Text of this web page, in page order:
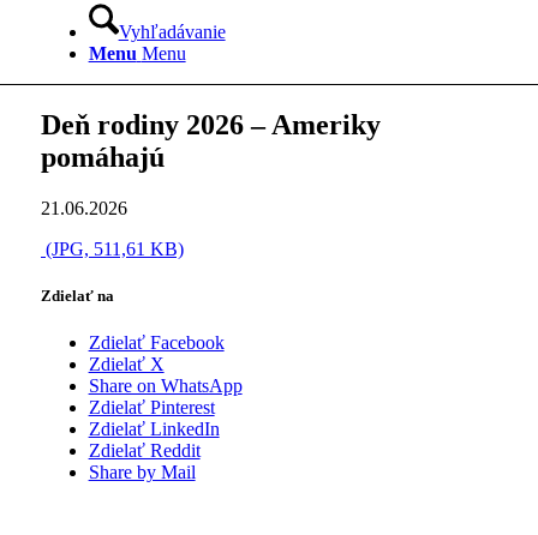
Vyhľadávanie
Menu Menu
Deň rodiny 2026 – Ameriky
pomáhajú
21.06.2026
(JPG, 511,61 KB)
Zdielať na
Zdielať Facebook
Zdielať X
Share on WhatsApp
Zdielať Pinterest
Zdielať LinkedIn
Zdielať Reddit
Share by Mail